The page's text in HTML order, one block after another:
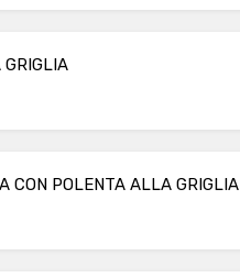
CON POLENTA ALLA GRIGLIA